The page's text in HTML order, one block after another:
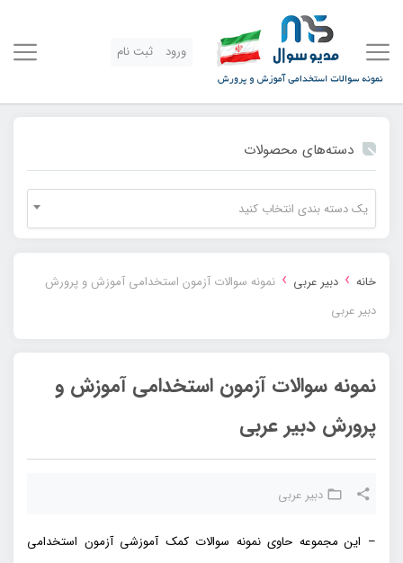
ورود ثبت نام
دسته‌های محصولات
یک دسته بندی انتخاب کنید
خانه › دبیر عربی › نمونه سوالات آزمون استخدامی آموزش و پرورش
دبیر عربی
نمونه سوالات آزمون استخدامی آموزش و
پرورش دبیر عربی
دبیر عربی
– این مجموعه حاوی نمونه سوالات کمک آموزشی آزمون استخدامی